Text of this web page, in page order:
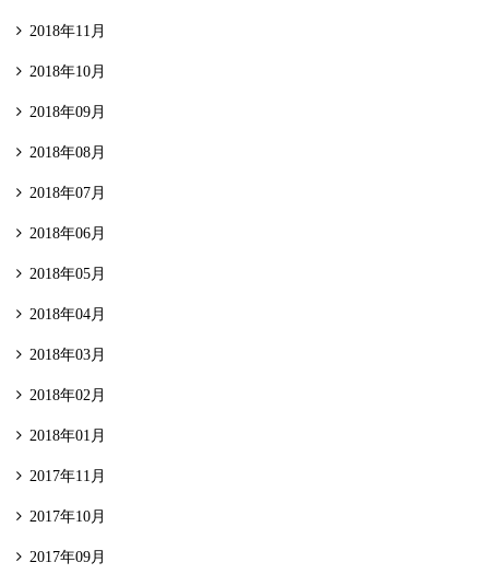
2018年11月
2018年10月
2018年09月
2018年08月
2018年07月
2018年06月
2018年05月
2018年04月
2018年03月
2018年02月
2018年01月
2017年11月
2017年10月
2017年09月